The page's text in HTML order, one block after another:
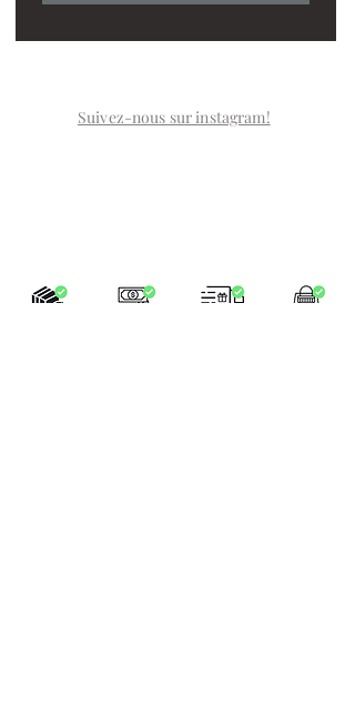
Suivez-nous sur instagram!